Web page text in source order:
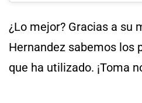
¿Lo mejor? Gracias a su
Hernandez sabemos los
que ha utilizado. ¡Toma